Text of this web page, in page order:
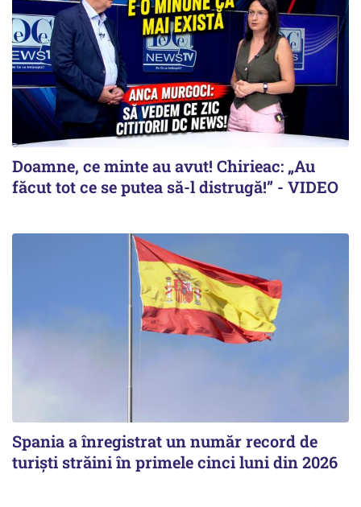
Doamne, ce minte au avut! Chirieac: „Au
făcut tot ce se putea să-l distrugă!” - VIDEO
Spania a înregistrat un număr record de
turiști străini în primele cinci luni din 2026